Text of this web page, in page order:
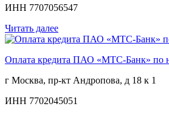
ИНН 7707056547
Читать далее
Оплата кредита ПАО «МТС-Банк» по
г Москва, пр-кт Андропова, д 18 к 1
ИНН 7702045051